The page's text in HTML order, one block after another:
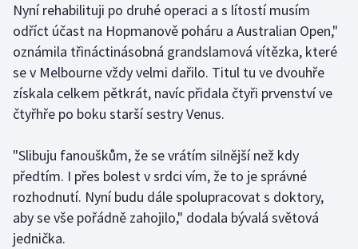
Jezdectví
Judo
Krasobruslení
Lezení
Lyže a snowboard
Moderní pětiboj
Motorsport
Nyní rehabilituji po druhé operaci a s lítostí musím
odříct účast na Hopmanově poháru a Australian Open,"
oznámila třináctinásobná grandslamová vítězka, které
se v Melbourne vždy velmi dařilo. Titul tu ve dvouhře
získala celkem pětkrát, navíc přidala čtyři prvenství ve
čtyřhře po boku starší sestry Venus.
"Slibuju fanouškům, že se vrátím silnější než kdy
předtím. I přes bolest v srdci vím, že to je správné
rozhodnutí. Nyní budu dále spolupracovat s doktory,
aby se vše pořádně zahojilo," dodala bývalá světová
jednička.